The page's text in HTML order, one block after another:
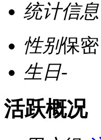
统计信息
性别保密
生日-
活跃概况